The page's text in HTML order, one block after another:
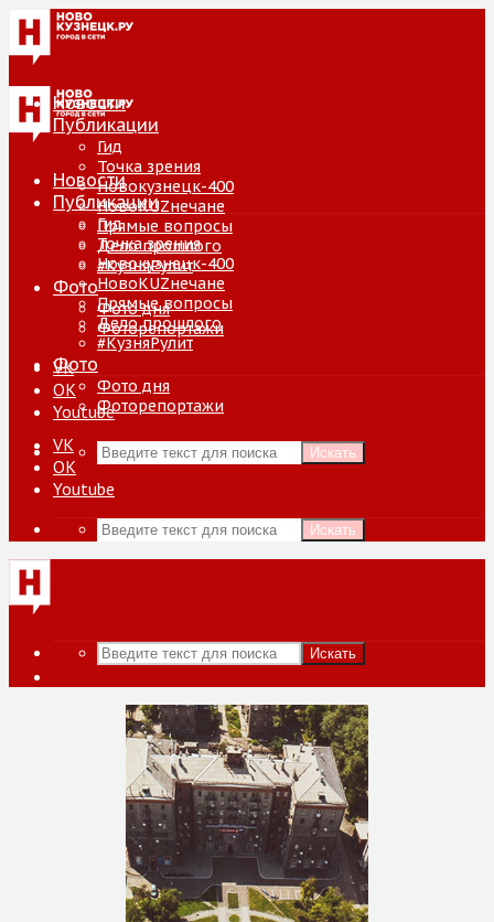
Новости
Публикации
Гид
Точка зрения
Новокузнецк-400
НовоKUZнечане
Прямые вопросы
Дело прошлого
#КузняРулит
Фото
Фото дня
Фоторепортажи
VK
ОК
Youtube
Искать
Новости
Публикации
Гид
Точка зрения
Новокузнецк-400
НовоKUZнечане
Прямые вопросы
Дело прошлого
#КузняРулит
Фото
Фото дня
Фоторепортажи
VK
ОК
Youtube
Искать
Искать